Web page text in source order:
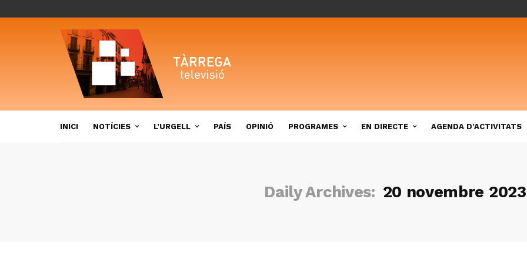
INICI NOTÍCIES L’URGELL PAÍS OPINIÓ PROGRAMES EN DIRECTE AGENDA D’ACTIVITATS
Daily Archives: 20 novembre 2023